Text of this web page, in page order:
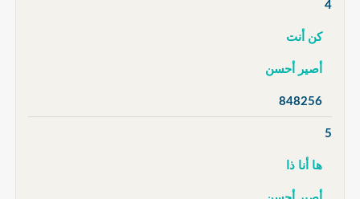
4
كن أنت
أصير أحسن
848256
5
ها أنا ذا